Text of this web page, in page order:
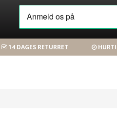
14 DAGES RETURRET